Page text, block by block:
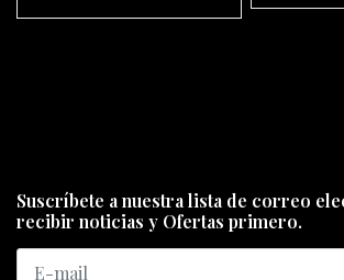
Suscríbete a nuestra lista de correo
recibir noticias y Ofertas primero.